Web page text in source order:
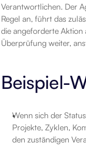
Verantwortlichen. Der
Regel an, führt das
die angeforderte
Überprüfung weiter,
Beispiel-
Wenn sich der
Projekte, Zyklen,
den zuständigen